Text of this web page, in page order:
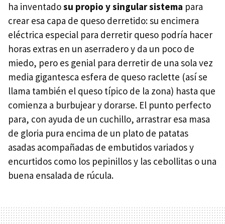
ha inventadosu propio y singular sistema para
crear esa capa de queso derretido: su encimera
eléctrica especial para derretir queso podría hacer
horas extras en un aserradero y da un poco de
miedo, pero es genial para derretir de una sola vez
media gigantesca esfera de queso raclette (así se
llama también el queso típico de la zona) hasta que
comienza a burbujear y dorarse. El punto perfecto
para, con ayuda de un cuchillo, arrastrar esa masa
de gloria pura encima de un plato de patatas
asadas acompañadas de embutidos variados y
encurtidos como los pepinillos y las cebollitas o una
buena ensalada de rúcula.